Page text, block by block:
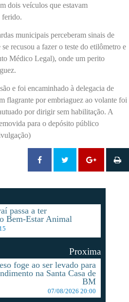
dois veículos que estavam
ferido.
municipais perceberam sinais de
recusou a fazer o teste do etilômetro e
Médico Legal), onde um perito
e foi encaminhado à delegacia de
flagrante por embriaguez ao volante foi
por dirigir sem habilitação. A
para o depósito público
passa a ter
Bem-Estar Animal
Proxima
foge ao ser levado para
na Santa Casa de
BM
07/08/2026 20:00